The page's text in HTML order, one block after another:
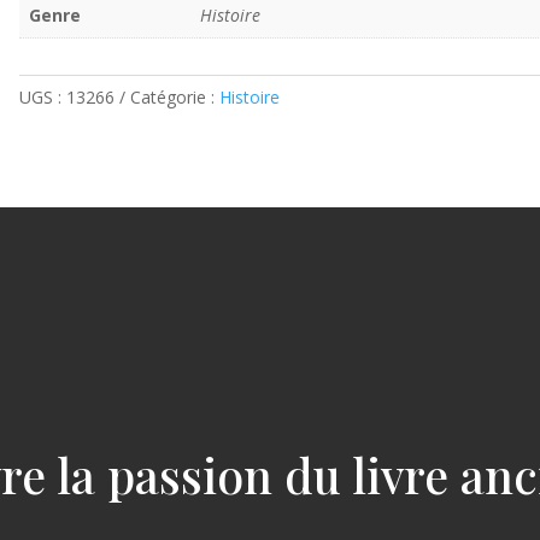
Genre Histoire
UGS : 13266 Catégorie : Histoire
la passion du livre